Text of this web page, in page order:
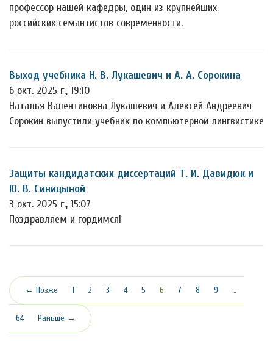
профессор нашей кафедры, один из крупнейших
российских семантистов современности.
Выход учебника Н. В. Лукашевич и А. А. Сорокина
6 окт. 2025 г., 19:10
Наталья Валентиновна Лукашевич и Алексей Андреевич
Сорокин выпустили учебник по компьютерной лингвистике
Защиты кандидатских диссертаций Т. И. Давидюк и
Ю. В. Синицыной
3 окт. 2025 г., 15:07
Поздравляем и гордимся!
← Позже 1 2 3 4 5 6 (текущая)
7 8 9 …
64 Раньше →